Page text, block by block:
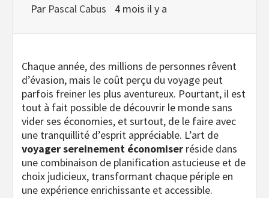
Par Pascal Cabus 4 mois il y a
Chaque année, des millions de personnes rêvent
d’évasion, mais le coût perçu du voyage peut
parfois freiner les plus aventureux. Pourtant, il est
tout à fait possible de découvrir le monde sans
vider ses économies, et surtout, de le faire avec
une tranquillité d’esprit appréciable. L’art de
voyager sereinement économiser réside dans
une combinaison de planification astucieuse et de
choix judicieux, transformant chaque périple en
une expérience enrichissante et accessible.